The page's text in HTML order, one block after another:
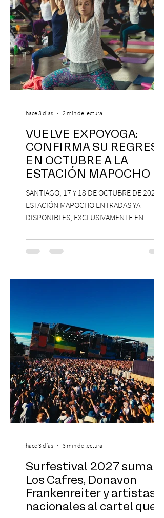
VUELVE EXPOYOGA:
CONFIRMA SU REGRESO
EN OCTUBRE A LA
ESTACIÓN MAPOCHO
SANTIAGO, 17 Y 18 DE OCTUBRE DE 2026,
ESTACIÓN MAPOCHO ENTRADAS YA
DISPONIBLES, EXCLUSIVAMENTE EN
con una edición renovada que reunirá
yoga, bienestar y vida consciente, con la
Antonella Orsini, Yoga Woman y más
Centro Cultural Estación Mapocho, espacio
que albergará durante dos jornadas una
pro
hace 3 días 2 min de lectura
Surfestival 2027 suma a
Los Cafres, Donavon
Frankenreiter y artistas
nacionales al cartel que
hace 3 días 3 min de lectura